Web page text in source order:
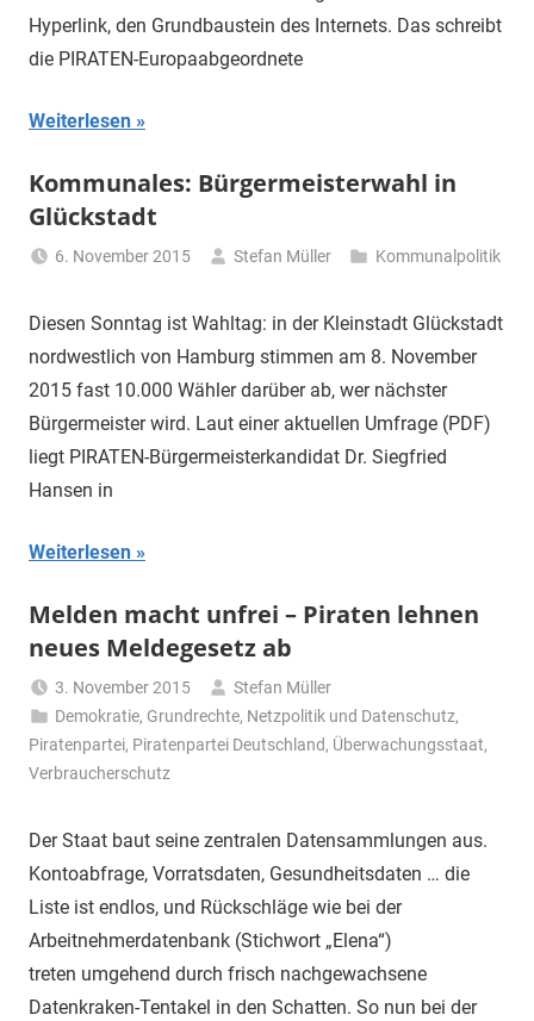
Hyperlink, den Grundbaustein des Internets. Das schreibt
die PIRATEN-Europaabgeordnete
Weiterlesen
Kommunales: Bürgermeisterwahl in
Glückstadt
6. November 2015 Stefan Müller Kommunalpolitik
Diesen Sonntag ist Wahltag: in der Kleinstadt Glückstadt
nordwestlich von Hamburg stimmen am 8. November
2015 fast 10.000 Wähler darüber ab, wer nächster
Bürgermeister wird. Laut einer aktuellen Umfrage (PDF)
liegt PIRATEN-Bürgermeisterkandidat Dr. Siegfried
Hansen in
Weiterlesen
Melden macht unfrei – Piraten lehnen
neues Meldegesetz ab
3. November 2015
Stefan Müller
Demokratie, Grundrechte, Netzpolitik und Datenschutz,
Piratenpartei, Piratenpartei Deutschland, Überwachungsstaat,
Verbraucherschutz
Der Staat baut seine zentralen Datensammlungen aus.
Kontoabfrage, Vorratsdaten, Gesundheitsdaten … die
Liste ist endlos, und Rückschläge wie bei der
Arbeitnehmerdatenbank (Stichwort „Elena“)
treten umgehend durch frisch nachgewachsene
Datenkraken-Tentakel in den Schatten. So nun bei der